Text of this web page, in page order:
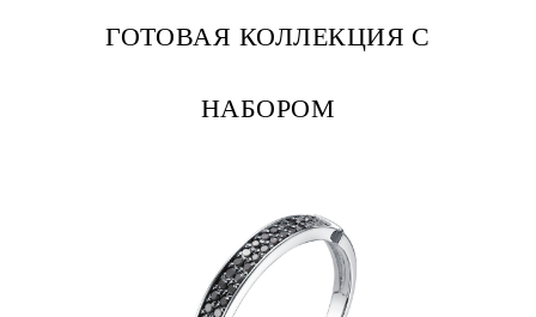
ГОТОВАЯ КОЛЛЕКЦИЯ С
НАБОРОМ